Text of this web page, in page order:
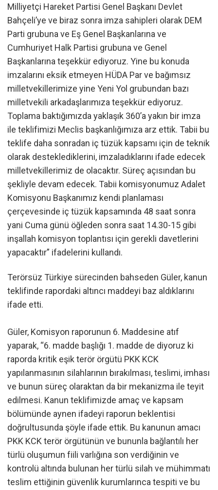
Milliyetçi Hareket Partisi Genel Başkanı Devlet
Bahçeli’ye ve biraz sonra imza sahipleri olarak DEM
Parti grubuna ve Eş Genel Başkanlarına ve
Cumhuriyet Halk Partisi grubuna ve Genel
Başkanlarına teşekkür ediyoruz. Yine bu konuda
imzalarını eksik etmeyen HÜDA Par ve bağımsız
milletvekillerimize yine Yeni Yol grubundan bazı
milletvekili arkadaşlarımıza teşekkür ediyoruz.
Toplama baktığımızda yaklaşık 360’a yakın bir imza
ile teklifimizi Meclis başkanlığımıza arz ettik. Tabii bu
teklife daha sonradan iç tüzük kapsamı için de teknik
olarak desteklediklerini, imzaladıklarını ifade edecek
milletvekillerimiz de olacaktır. Süreç açısından bu
şekliyle devam edecek. Tabii komisyonumuz Adalet
Komisyonu Başkanımız kendi planlaması
çerçevesinde iç tüzük kapsamında 48 saat sonra
yani Cuma günü öğleden sonra saat 14.30-15 gibi
inşallah komisyon toplantısı için gerekli davetlerini
yapacaktır” ifadelerini kullandı.
Terörsüz Türkiye sürecinden bahseden Güler, kanun
teklifinde rapordaki altıncı maddeyi baz aldıklarını
ifade etti.
Güler, Komisyon raporunun 6. Maddesine atıf
yaparak, “6. madde başlığı 1. madde de diyoruz ki
raporda kritik eşik terör örgütü PKK KCK
yapılanmasının silahlarının bırakılması, teslimi, imhası
ve bunun süreç olaraktan da bir mekanizma ile teyit
edilmesi. Kanun teklifimizde amaç ve kapsam
bölümünde aynen ifadeyi raporun beklentisi
doğrultusunda şöyle ifade ettik. Bu kanunun amacı
PKK KCK terör örgütünün ve bununla bağlantılı her
türlü oluşumun fiili varlığına son verdiğinin ve
kontrolü altında bulunan her türlü silah ve mühimmatı
teslim ettiğinin güvenlik kurumlarınca tespiti ve bu